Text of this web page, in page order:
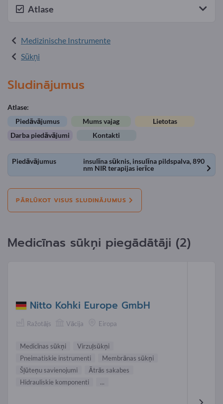
Atlase
Medizinische Instrumente
Sūkņi
Sludinājumus
Atlase:
Piedāvājumus
Mums vajag
Lietotas
Darba piedāvājumi
Kontakti
Piedāvājumus
insulīna sūknis, insulīna pildspalva, 890
nm NIR terapijas ierīce
PĀRLŪKOT VISUS SLUDINĀJUMUS
Medicīnas sūkņi piegādātāji (2)
Nitto Kohki Europe GmbH
Ražotājs Vācija Eiropa
Medicīnas sūkņi
Virzuļsūkņi
Pneimatiskie instrumenti
Membrānas sūkņi
Šļūteņu savienojumi
Ātrās sakabes
Hidrauliskie komponenti
...